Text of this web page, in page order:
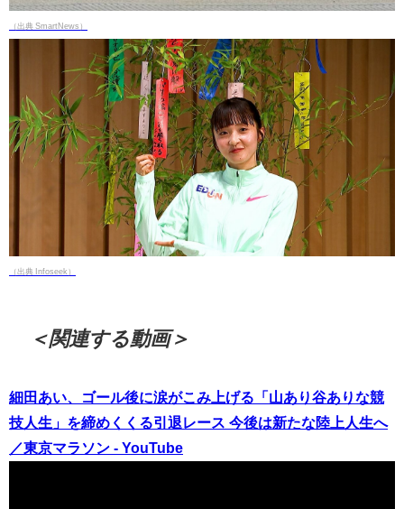
（出典 SmartNews）
（出典 Infoseek）
＜関連する動画＞
細田あい、ゴール後に涙がこみ上げる「山あり谷ありな競
技人生」を締めくくる引退レース 今後は新たな陸上人生へ
／東京マラソン - YouTube